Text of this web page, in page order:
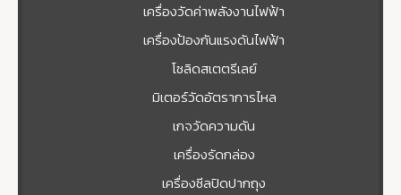
เครื่องวัดค่าพลังงานไฟฟ้า
เครื่องป้องกันแรงดันไฟฟ้า
โซลิดสเตตรีเลย์
มิเตอร์วัดอัตราการไหล
เกจวัดความดัน
เครื่องรัดกล่อง
เครื่องซีลปิดปากถุง